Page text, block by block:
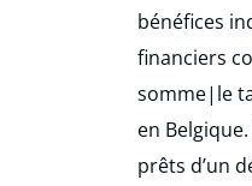
bénéfices
financiers
somme|le
en
prêts d’un